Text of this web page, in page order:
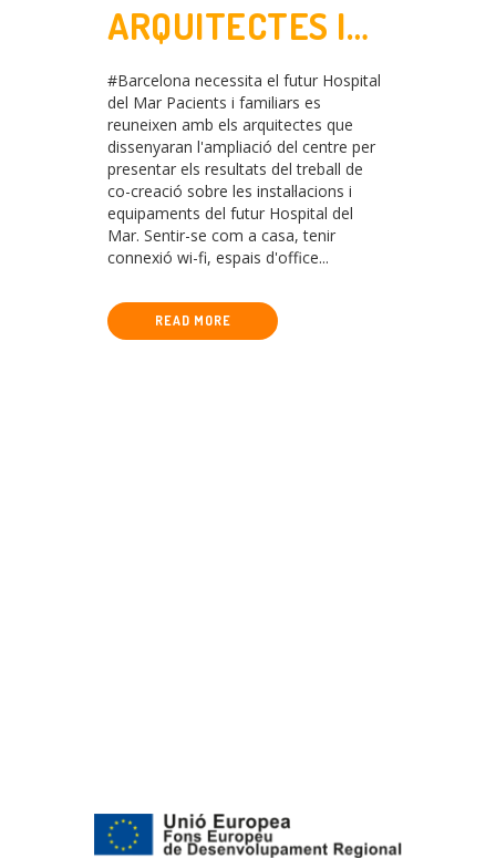
ARQUITECTES I
PACIENTS I
FAMILIARS
TREBALLEN PER
DEFINIR COM HA
DE SER EL FUTUR
HOSPITAL DEL
MAR
#Barcelona necessita el futur Hospital
del Mar Pacients i familiars es
reuneixen amb els arquitectes que
dissenyaran l'ampliació del centre per
presentar els resultats del treball de
co-creació sobre les instal·lacions i
equipaments del futur Hospital del
Mar. Sentir-se com a casa, tenir
connexió wi-fi, espais d'office...
READ MORE